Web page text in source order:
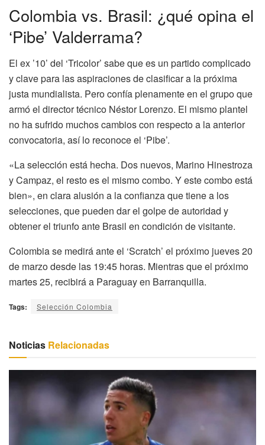
Colombia vs. Brasil: ¿qué opina el
‘Pibe’ Valderrama?
El ex ’10’ del ‘Tricolor’ sabe que es un partido complicado
y clave para las aspiraciones de clasificar a la próxima
justa mundialista. Pero confía plenamente en el grupo que
armó el director técnico Néstor Lorenzo. El mismo plantel
no ha sufrido muchos cambios con respecto a la anterior
convocatoria, así lo reconoce el ‘Pibe’.
«La selección está hecha. Dos nuevos, Marino Hinestroza
y Campaz, el resto es el mismo combo. Y este combo está
bien», en clara alusión a la confianza que tiene a los
selecciones, que pueden dar el golpe de autoridad y
obtener el triunfo ante Brasil en condición de visitante.
Colombia se medirá ante el ‘Scratch’ el próximo jueves 20
de marzo desde las 19:45 horas. Mientras que el próximo
martes 25, recibirá a Paraguay en Barranquilla.
Tags: Selección Colombia
Noticias Relacionadas